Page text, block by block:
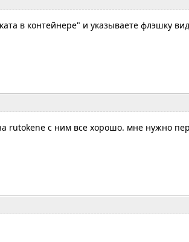
в контейнере" и указываете флэшку
rutokene с ним все хорошо. мне нужно